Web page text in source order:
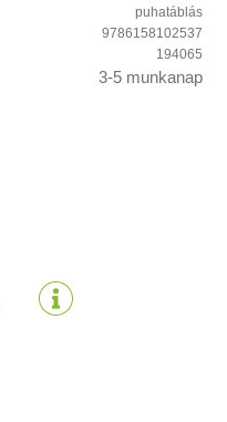
puhatáblás
9786158102537
194065
3-5 munkanap